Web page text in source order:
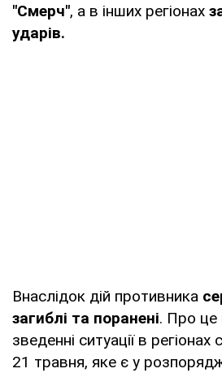
"Смерч", а в інших регіонах
ударів.
Внаслідок дій противника
загиблі та поранені. Про це
зведенні ситуації в
21 травня, яке є у